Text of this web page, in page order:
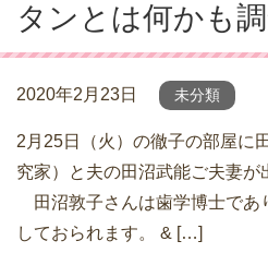
タンとは何かも調
2020年2月23日 未分類
2月25日（火）の徹子の部屋に
究家）と夫の田沼武能ご夫妻が
田沼敦子さんは歯学博士であ
しておられます。 & […]